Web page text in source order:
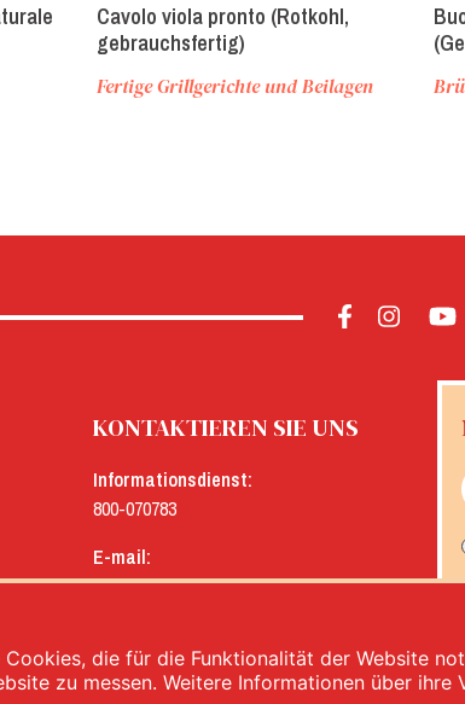
Cavolo viola pronto (Rotkohl,
gebrauchsfertig)
Fertige Grillgerichte und Beilagen
KONTAKTIEREN SIE UNS
Informationsdienst:
800-070783
E-mail:
menu@menu.it
die für die Funktionalität der Website
zu messen. Weitere Informationen über ihre